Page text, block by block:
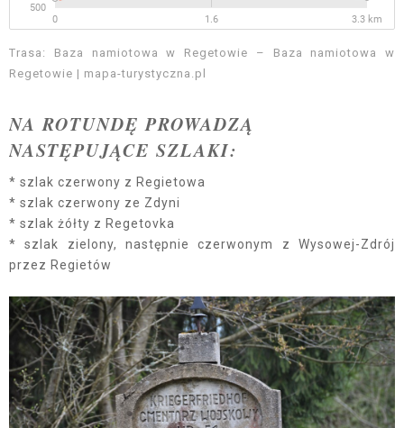
Trasa: Baza namiotowa w Regetowie – Baza namiotowa w
Regetowie | mapa-turystyczna.pl
NA ROTUNDĘ PROWADZĄ
NASTĘPUJĄCE SZLAKI:
* szlak czerwony z Regietowa
* szlak czerwony ze Zdyni
* szlak żółty z Regetovka
* szlak zielony, następnie czerwonym z Wysowej-Zdrój
przez Regietów